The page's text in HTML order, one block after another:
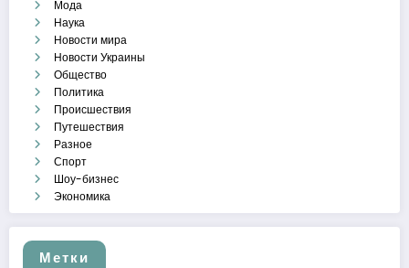
Мода
Наука
Новости мира
Новости Украины
Общество
Политика
Происшествия
Путешествия
Разное
Спорт
Шоу-бизнес
Экономика
Метки